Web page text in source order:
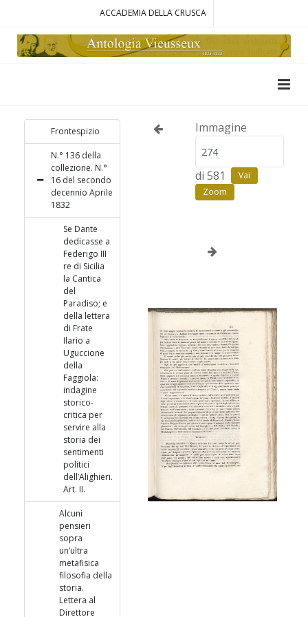
ACCADEMIA DELLA CRUSCA
Frontespizio
N.° 136 della
collezione. N.°
16 del secondo
decennio Aprile
1832
Se Dante
dedicasse a
Federigo III
re di Sicilia
la Cantica
del
Paradiso; e
della lettera
di Frate
Ilario a
Uguccione
della
Faggiola:
indagine
storico-
critica per
servire alla
storia dei
sentimenti
politici
dell’Alighieri.
Art. II.
Alcuni
pensieri
sopra
un’ultra
metafisica
filosofia della
storia.
Lettera al
Direttore
Immagine
di 581
Vai
Zoom